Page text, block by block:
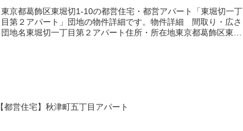
東京都葛飾区東堀切1-10の都営住宅・都営アパート「東堀切一丁
目第２アパート」団地の物件詳細です。物件詳細 間取り・広さ
団地名東堀切一丁目第２アパート住所・所在地東京都葛飾区東堀
【都営住宅】秋津町五丁目アパート